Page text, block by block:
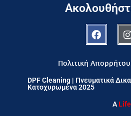
Πολιτική
DPF Cleaning | Πνευματικά
Κατοχυρωμένα 2025
A